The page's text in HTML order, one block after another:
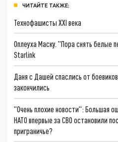
ЧИТАЙТЕ ТАКЖЕ:
Технофашисты XXI века
Оплеуха Маску. "Пора снять белые
Starlink
Даня с Дашей спаслись от
закончились
"Очень плохие новости": Большая
НАТО впервые за СВО остановили
приграничье?